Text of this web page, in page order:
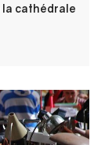
cathédrale
chiner et